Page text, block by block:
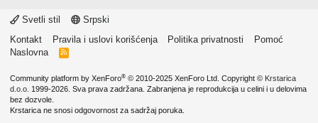
Svetli stil
Srpski
Kontakt
Pravila i uslovi korišćenja Politika privatnosti
Pomoć
Naslovna
R
Community platform by XenForo® © 2010-2025 XenForo Ltd. Copyright © Krstarica
d.o.o. 1999-2026. Sva prava zadržana. Zabranjena je reprodukcija u celini i u delovima
bez dozvole.
Krstarica ne snosi odgovornost za sadržaj poruka.